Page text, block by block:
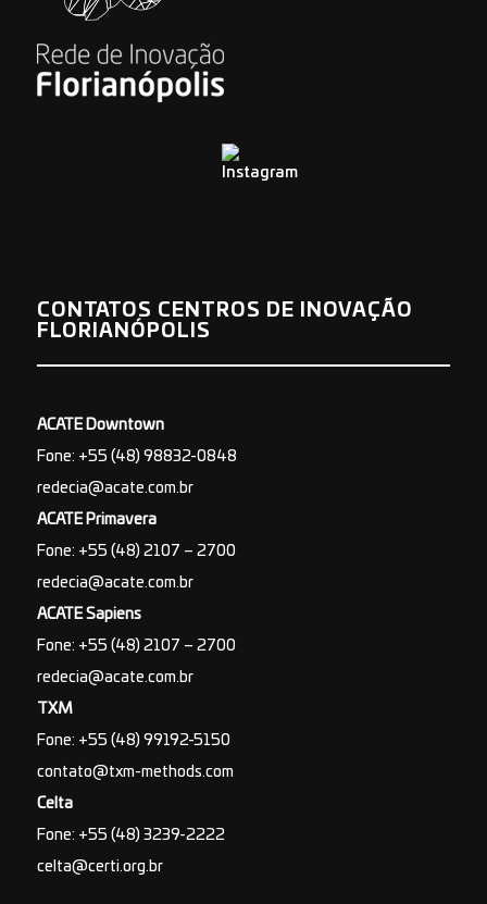
CONTATOS CENTROS DE INOVAÇÃO
FLORIANÓPOLIS
ACATE Downtown
Fone: +55 (48) 98832-0848
redecia@acate.com.br
ACATE Primavera
Fone: +55 (48) 2107 – 2700
redecia@acate.com.br
ACATE Sapiens
Fone: +55 (48) 2107 – 2700
redecia@acate.com.br
TXM
Fone: +55 (48) 99192-5150
contato@txm-methods.com
Celta
Fone: +55 (48) 3239-2222
celta@certi.org.br